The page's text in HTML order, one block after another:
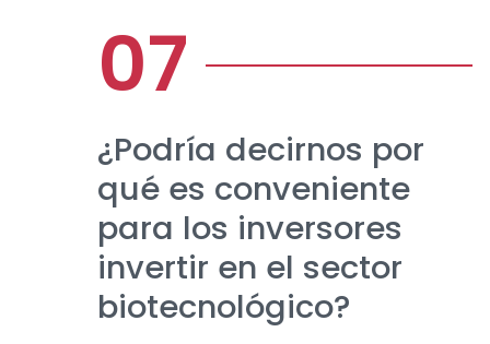
¿Podría decirnos por
qué es conveniente
para los inversores
invertir en el sector
biotecnológico?